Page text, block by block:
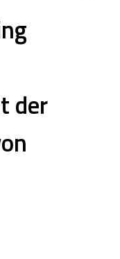
der